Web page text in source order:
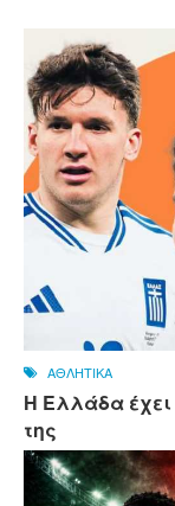
ΑΘΛΗΤΙΚΑ
Η Ελλάδα έχει
της